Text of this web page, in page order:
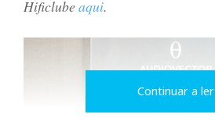
Hificlube aqui.
Continuar a ler